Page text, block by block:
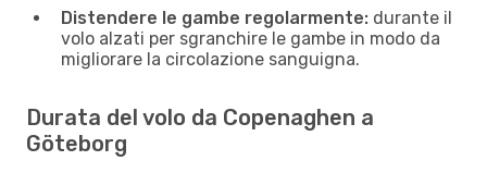
Distendere le gambe regolarmente: durante il
volo alzati per sgranchire le gambe in modo da
migliorare la circolazione sanguigna.
Durata del volo da Copenaghen a
Göteborg